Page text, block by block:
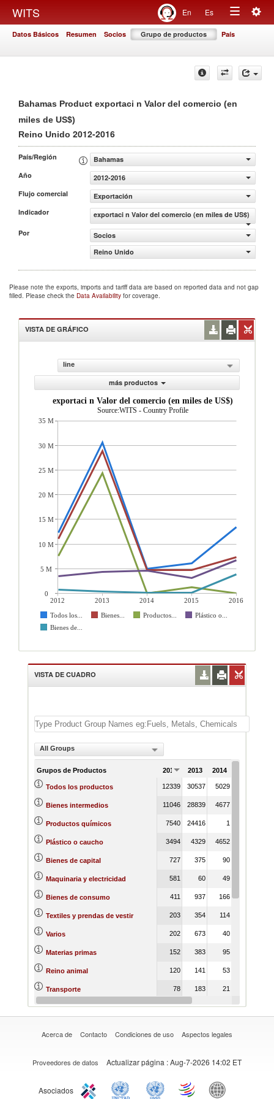
WITS En Es
Toggle
Datos Básicos Resumen Socios Grupo de productos País
Bahamas Product exportaci n Valor del comercio (en
miles de US$)
Reino Unido 2012-2016
País/Región
Bahamas
Año
2012-2016
Flujo comercial
Exportación
Indicador
exportaci n Valor del comercio (en miles de US$)
Por
Socios
Reino Unido
Please note the exports, imports and tariff data are based on reported data and not gap
filled. Please check the Data Availability for coverage.
VISTA DE GRÁFICO
line
más productos
exportaci n Valor del comercio (en miles de US$)
Source:WITS - Country Profile
2012 2013 2014 2015
2016
Todos los...
Bienes... Productos...
Plástico o...
Bienes de...
35 M
30 M
25 M
20 M
15 M
10 M
5 M
0
VISTA DE CUADRO
All Groups
Grupos de Productos 2012 2013 2014
Todos los productos 12339 30537 5029
Bienes intermedios 11046 28839 4677
Productos químicos 7540 24416 1
Plástico o caucho 3494 4329 4652
Bienes de capital 727 375 90
Maquinaria y electricidad 581 60 49
Bienes de consumo 411 937 166
Textiles y prendas de vestir 203 354 114
Varios 202 673 40
Materias primas 152 383 95
Reino animal 120 141 53
Transporte 78 183 21
Productos alimenticios 48 3 13
Acerca de Contacto Condiciones de uso Aspectos legales
Proveedores de datos Actualizar página : Aug-7-2026 14:02 ET
Asociados